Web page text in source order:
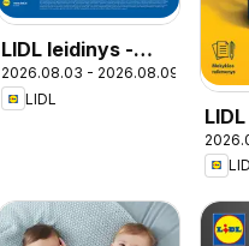
LIDL leidinys -
Nuolaidų šturmas
2026.08.03 - 2026.08.09
LIDL